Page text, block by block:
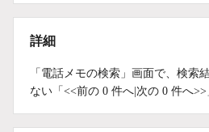
詳細
「電話メモの検索」画面で、検索
ない「<<前の 0 件へ|次の 0 件へ>>